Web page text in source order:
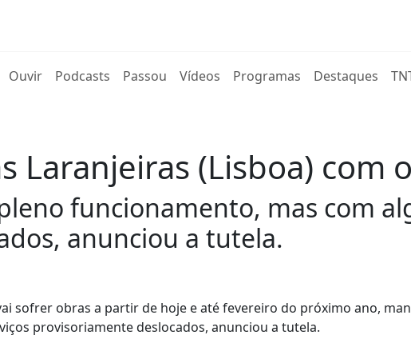
Ouvir(current)
Podcasts Passou Vídeos Programas Destaques
Laranjeiras (Lisboa) com
funcionamento, mas com
anunciou a tutela.
sofrer obras a partir de hoje e até fevereiro do próximo ano,
provisoriamente deslocados, anunciou a tutela.